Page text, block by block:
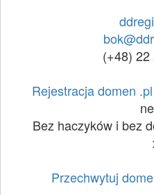
(+48) 22
Rejestracja domen .pl
Bez haczyków i bez
Przechwytuj